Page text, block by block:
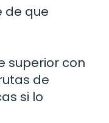
de que
superior con
de
si lo